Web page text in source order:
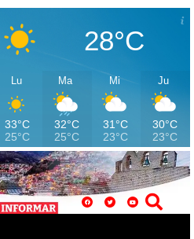
28°C
Lu
33°C
25°C
Ma
32°C
25°C
Mi
31°C
23°C
Ju
30°C
23°C